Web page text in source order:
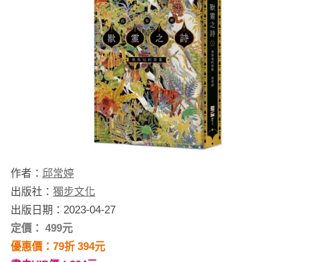
作者： 邱常婷
出版社： 獨步文化
出版日期：2023-04-27
定價： 499元
優惠價：79折 394元